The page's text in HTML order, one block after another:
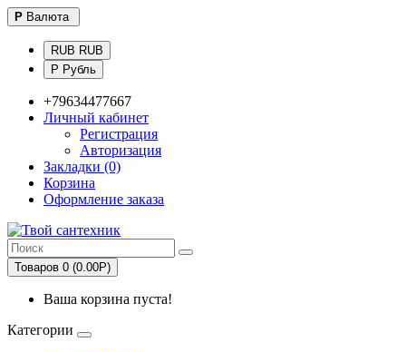
Р Валюта
RUB RUB
Р Рубль
+79634477667
Личный кабинет
Регистрация
Авторизация
Закладки (0)
Корзина
Оформление заказа
Товаров 0 (0.00Р)
Ваша корзина пуста!
Категории